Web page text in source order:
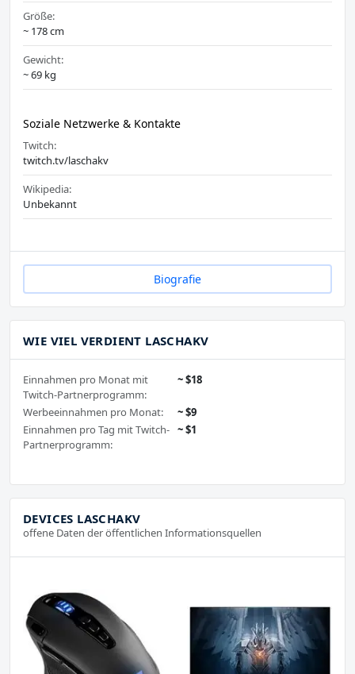
Größe:
~ 178 cm
Gewicht:
~ 69 kg
Soziale Netzwerke & Kontakte
Twitch:
twitch.tv/laschakv
Wikipedia:
Unbekannt
Biografie
WIE VIEL VERDIENT LASCHAKV
Einnahmen pro Monat mit
Twitch-Partnerprogramm:
~ $18
Werbeeinnahmen pro Monat:
~ $9
Einnahmen pro Tag mit Twitch-
Partnerprogramm:
~ $1
DEVICES LASCHAKV
offene Daten der öffentlichen Informationsquellen